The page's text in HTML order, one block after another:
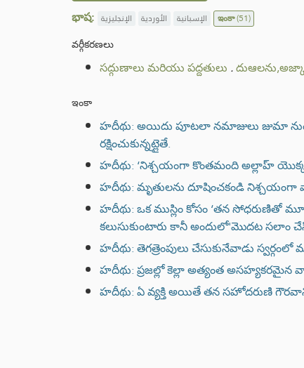
భాష: الإنجليزية الأوردية الإسبانية ఇంకా(51)
వర్గీకరణలు
సద్గుణాలు మరియు పద్దతులు .
ఇంకా
హదీథు: అయిదు పూటలా నమాజులు జుమా
రక్షించుకున్నట్లైతే.
హదీథు: ‘నిశ్చయంగా కొంతమంది అల్లాహ్ యొక్క
హదీథు: మృతులను దూషించకండి నిశ్చయంగా
హదీథు: ఒక ముస్లిం కోసం ‘తన సోధరుణితో
కలుసుకుంటారు కానీ అందులో'మొదట సలాం
హదీథు: తెగత్రెంపులు చేసుకునేవాడు స్వర్గంలో
హదీథు: ప్రజల్లో కెల్లా అత్యంత అసహ్యకరమైన
హదీథు: ఏ వ్యక్తి అయితే తన సహోదరుణి